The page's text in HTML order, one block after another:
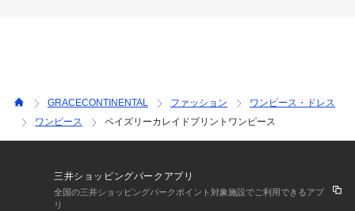
GRACECONTINENTAL ファッション
ワンピース・ドレス
ワンピース
ペイズリーカレイドプリントワンピース
三井ショッピングパークアプリ
全国の三井ショッピングパークポイント対象施設でご利用できるアプ
リ